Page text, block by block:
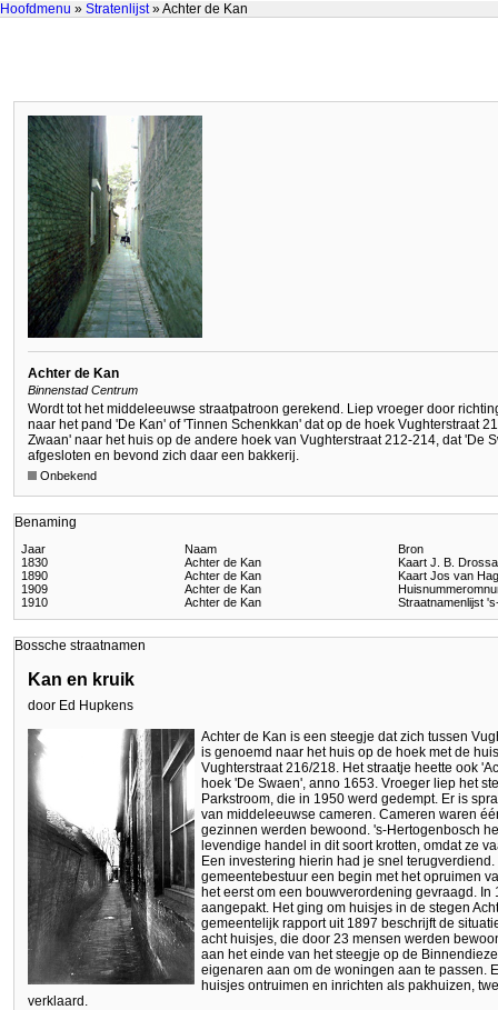
Hoofdmenu » Stratenlijst» Achter de Kan
Achter de Kan
Binnenstad Centrum
Wordt tot het middeleeuwse straatpatroon gerekend. Liep vroeger door
naar het pand 'De Kan' of 'Tinnen Schenkkan' dat op de hoek Vughterstraat
Zwaan' naar het huis op de andere hoek van Vughterstraat 212-214, dat 'De
afgesloten en bevond zich daar een bakkerij.
Onbekend
Benaming
Jaar Naam
Bron
1830
Achter de Kan
Kaart J. B.
1890
Achter de Kan
Kaart Jos van
1909
Achter de Kan
1910
Achter de Kan Straatnamenlijst
Bossche straatnamen
Kan en kruik
door Ed Hupkens
Achter de Kan is een steegje dat zich tussen
is genoemd naar het huis op de hoek met de
Vughterstraat 216/218. Het straatje heette ook
hoek 'De Swaen', anno 1653. Vroeger liep het
Parkstroom, die in 1950 werd gedempt. Er is
van middeleeuwse cameren. Cameren waren
gezinnen werden bewoond. 's-Hertogenbosch
levendige handel in dit soort krotten, omdat ze
Een investering hierin had je snel
gemeentebestuur een begin met het opruimen
het eerst om een bouwverordening gevraagd.
aangepakt. Het ging om huisjes in de stegen
gemeentelijk rapport uit 1897 beschrijft de
acht huisjes, die door 23 mensen werden
aan het einde van het steegje op de
eigenaren aan om de woningen aan te passen.
huisjes ontruimen en inrichten als pakhuizen,
verklaard.